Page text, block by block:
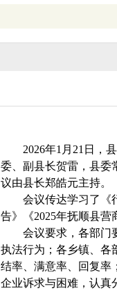
2026年1月21日，
委、副县长贺雷，县委
议由县长郑皓元主持。
会议传达学习了《
告》《2025年抚顺县
会议要求，各部门
执法行为；各乡镇、各
结率、满意率、回复率
企业诉求与困难，认真